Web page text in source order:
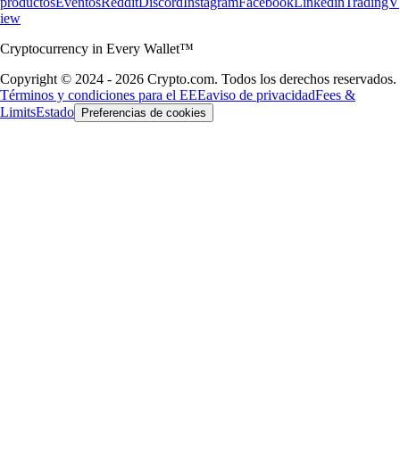
iew
Cryptocurrency in Every Wallet™
Copyright © 2024 - 2026 Crypto.com. Todos los derechos reservados.
Términos y condiciones para el EEEaviso de privacidadFees &
LimitsEstado Preferencias de cookies